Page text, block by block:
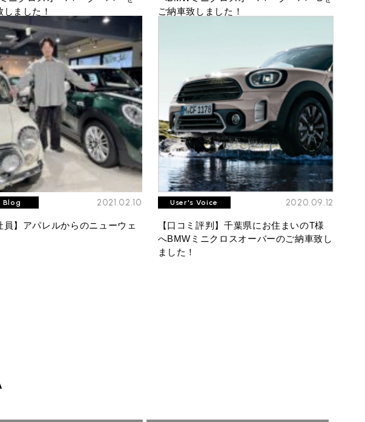
しました！
ご納車致しました！
Blog 2021.02.10
員】アパレルからのニューウェ
User's Voice 2020.09.12
【口コミ評判】千葉県にお住まいのT様
へBMWミニクロスオーバーのご納車致し
ました！